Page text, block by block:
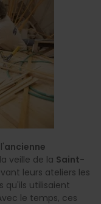
ancienne
veille de la Saint-
leurs ateliers les
qu'ils utilisaient
le temps, ces